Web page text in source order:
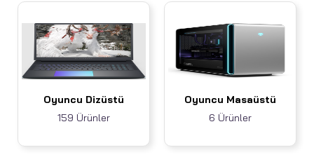
Oyuncu Dizüstü
159 Ürünler
Oyuncu Masaüstü
6 Ürünler